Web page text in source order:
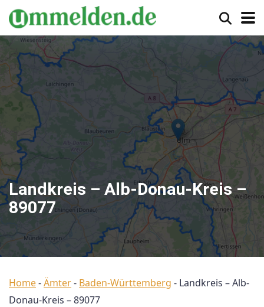
Landkreis – Alb-Donau-Kreis –
89077
Home-Ämter- Baden-Württemberg - Landkreis – Alb-
Donau-Kreis – 89077